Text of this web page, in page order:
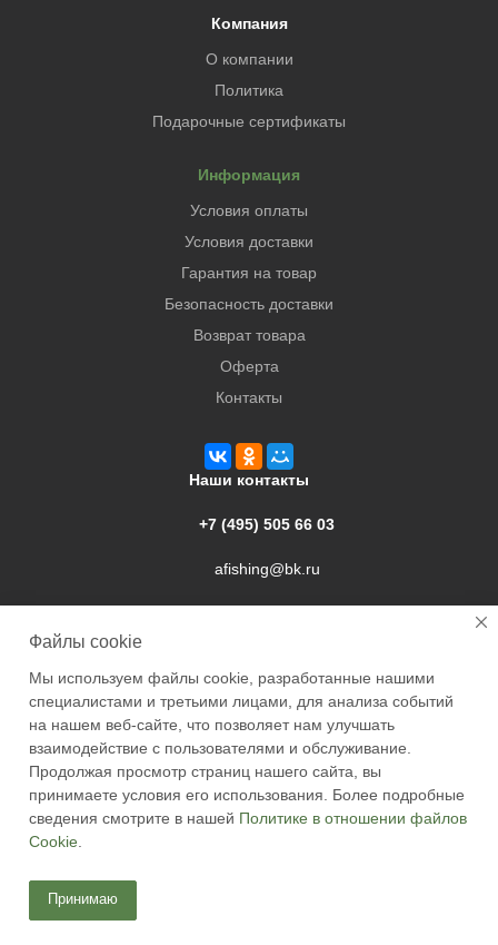
Компания
О компании
Политика
Подарочные сертификаты
Информация
Условия оплаты
Условия доставки
Гарантия на товар
Безопасность доставки
Возврат товара
Оферта
Контакты
Наши контакты
+7 (495) 505 66 03
afishing@bk.ru
2026 © Academyfishing - продажа товаров для рыбалки по
Москве и России
Файлы cookie
Мы используем файлы cookie, разработанные нашими
специалистами и третьими лицами, для анализа событий
на нашем веб-сайте, что позволяет нам улучшать
взаимодействие с пользователями и обслуживание.
Продолжая просмотр страниц нашего сайта, вы
принимаете условия его использования. Более подробные
сведения смотрите в нашей Политике в отношении файлов
Cookie
Принимаю